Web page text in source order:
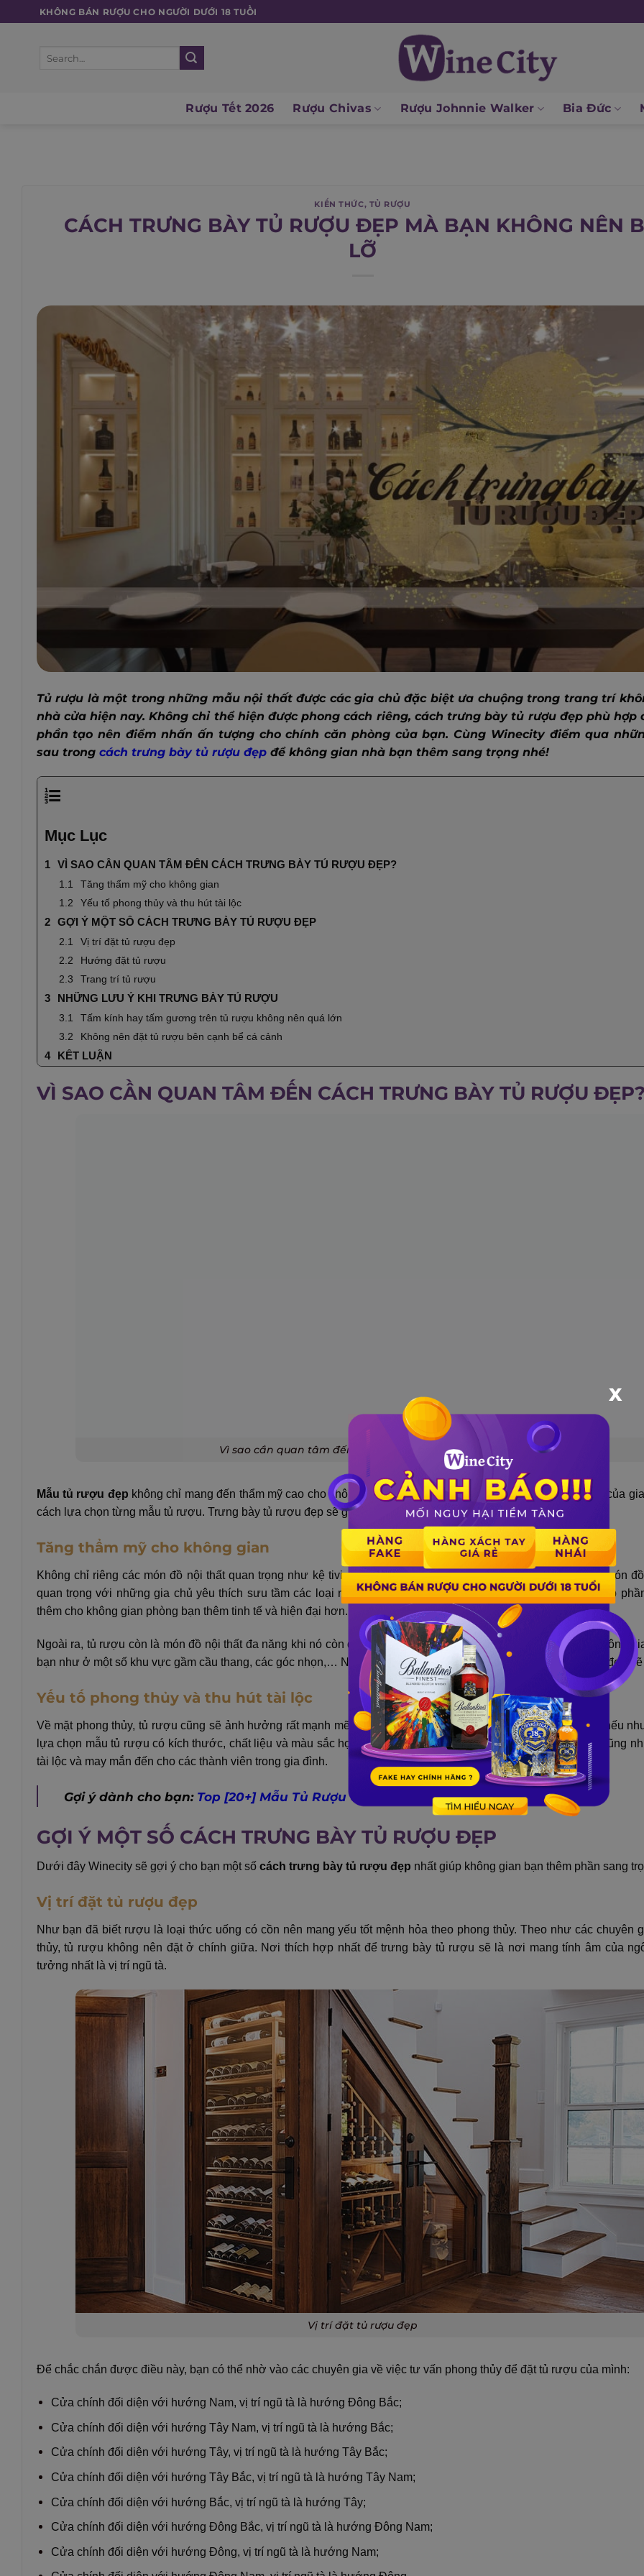
to
KHÔNG BÁN RƯỢU CHO NGƯỜI DƯỚI 18 TUỔI
Rượu Tết 2026 Rượu Chivas Rượu Johnnie Walker Bia Đức
KIẾN THỨC, TỦ RƯỢU
CÁCH TRƯNG BÀY TỦ RƯỢU ĐẸP MÀ BẠN KHÔNG NÊN
LỠ
Tủ rượu là một trong những mẫu nội thất được các gia chủ đặc biệt ưa chuộng trong trang trí
nhà cửa hiện nay. Không chỉ thể hiện được phong cách riêng, cách trưng bày tủ rượu đẹp phù hợp
phần tạo nên điểm nhấn ấn tượng cho chính căn phòng của bạn. Cùng Winecity điểm qua
sau trong cách trưng bày tủ rượu đẹpđể không gian nhà bạn thêm sang trọng nhé!
Mục Lục
VÌ SAO CẦN QUAN TÂM ĐẾN CÁCH TRƯNG BÀY TỦ RƯỢU ĐẸP?
Tăng thẩm mỹ cho không gian
Yếu tố phong thủy và thu hút tài lộc
GỢI Ý MỘT SỐ CÁCH TRƯNG BÀY TỦ RƯỢU ĐẸP
Vị trí đặt tủ rượu đẹp
Hướng đặt tủ rượu
Trang trí tủ rượu
NHỮNG LƯU Ý KHI TRƯNG BÀY TỦ RƯỢU
Tấm kính hay tấm gương trên tủ rượu không nên quá lớn
Không nên đặt tủ rượu bên cạnh bể cá cảnh
KẾT LUẬN
VÌ SAO CẦN QUAN TÂM ĐẾN CÁCH TRƯNG BÀY TỦ RƯỢU
Vì sao cần quan tâm đến cách trưng bày tủ rượu đẹp?
Mẫu tủ rượu đẹp không chỉ mang đến thẩm mỹ cao cho không gian phòng mà nó còn thể hiện được tính cách của
cách lựa chọn từng mẫu tủ rượu. Trưng bày tủ rượu đẹp sẽ giúp không gian phòng bạn đạt được 2 yếu tố sau:
Tăng thẩm mỹ cho không gian
Không chỉ riêng các món đồ nội thất quan trọng như kệ tivi, bàn trà hay bàn trang trí,… song tủ rượu cũng là món
quan trọng với những gia chủ yêu thích sưu tầm các loại rượu.Am hiểu cách trưng bày tủ rượu đẹpsẽ góp
thêm cho không gian phòng bạn thêm tinh tế và hiện đại hơn.
Ngoài ra, tủ rượu còn là món đồ nội thất đa năng khi nó còn được dùng cho việc che đi những lỗ hổng trong không
bạn như ở một số khu vực gầm cầu thang, các góc nhọn,… Nhờ đó mà căn phòng của bạn trở nên hoàn hảo và đẹp
Yếu tố phong thủy và thu hút tài lộc
Về mặt phong thủy, tủ rượu cũng sẽ ảnh hưởng rất mạnh mẽ đến gia chủ trong không gian nội thất.Cụ thể là, nếu
lựa chọn mẫu tủ rượu có kích thước, chất liệu và màu sắc hợp mệnh chuẩn phong thủy thì sẽ tăng vượng khí cũng
tài lộc và may mắn đến cho các thành viên trong gia đình.
Gợi ý dành cho bạn: Top [20+] Mẫu Tủ Rượu Chung Cư Đẹp Và Hot Nhất 2023
GỢI Ý MỘT SỐ CÁCH TRƯNG BÀY TỦ RƯỢU ĐẸP
Dưới đây Winecity sẽ gợi ý cho bạn một số cách trưng bày tủ rượu đẹp nhất giúp không gian bạn thêm phần sang
Vị trí đặt tủ rượu đẹp
Như bạn đã biết rượu là loại thức uống có cồn nên mang yếu tốt mệnh hỏa theo phong thủy. Theo như các chuyên
thủy, tủ rượu không nên đặt ở chính giữa. Nơi thích hợp nhất để trưng bày tủ rượu sẽ là nơi mang tính âm của
tưởng nhất là vị trí ngũ tà.
Vị trí đặt tủ rượu đẹp
Để chắc chắn được điều này, bạn có thể nhờ vào các chuyên gia về việc tư vấn phong thủy để đặt tủ rượu của mình:
Cửa chính đối diện với hướng Nam, vị trí ngũ tà là hướng Đông Bắc;
Cửa chính đối diện với hướng Tây Nam, vị trí ngũ tà là hướng Bắc;
Cửa chính đối diện với hướng Tây, vị trí ngũ tà là hướng Tây Bắc;
Cửa chính đối diện với hướng Tây Bắc, vị trí ngũ tà là hướng Tây Nam;
Cửa chính đối diện với hướng Bắc, vị trí ngũ tà là hướng Tây;
Cửa chính đối diện với hướng Đông Bắc, vị trí ngũ tà là hướng Đông Nam;
Cửa chính đối diện với hướng Đông, vị trí ngũ tà là hướng Nam;
X